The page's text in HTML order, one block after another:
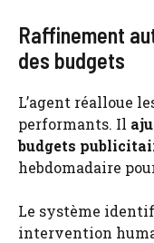
Raffinement
des budgets
L’agent réalloue
performants. Il
budgets
hebdomadaire
Le système
intervention